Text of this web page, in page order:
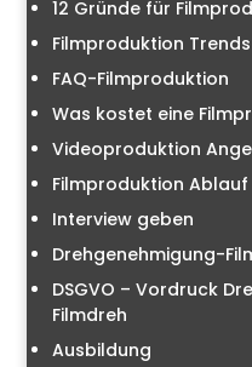
12 Gründe für
Filmproduktion
FAQ-Filmproduktion
Was kostet eine
Videoproduktion
Filmproduktion Ablauf
Interview geben
Drehgenehmigung-
DSGVO – Vordruck
Filmdreh
Ausbildung